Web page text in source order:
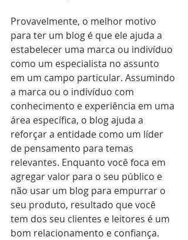
Provavelmente, o melhor motivo
para ter um blog é que ele ajuda a
estabelecer uma marca ou indivíduo
como um especialista no assunto
em um campo particular. Assumindo
a marca ou o indivíduo com
conhecimento e experiência em uma
área específica, o blog ajuda a
reforçar a entidade como um líder
de pensamento para temas
relevantes. Enquanto você foca em
agregar valor para o seu público e
não usar um blog para empurrar o
seu produto, resultado que você
tem dos seu clientes e leitores é um
bom relacionamento e confiança.